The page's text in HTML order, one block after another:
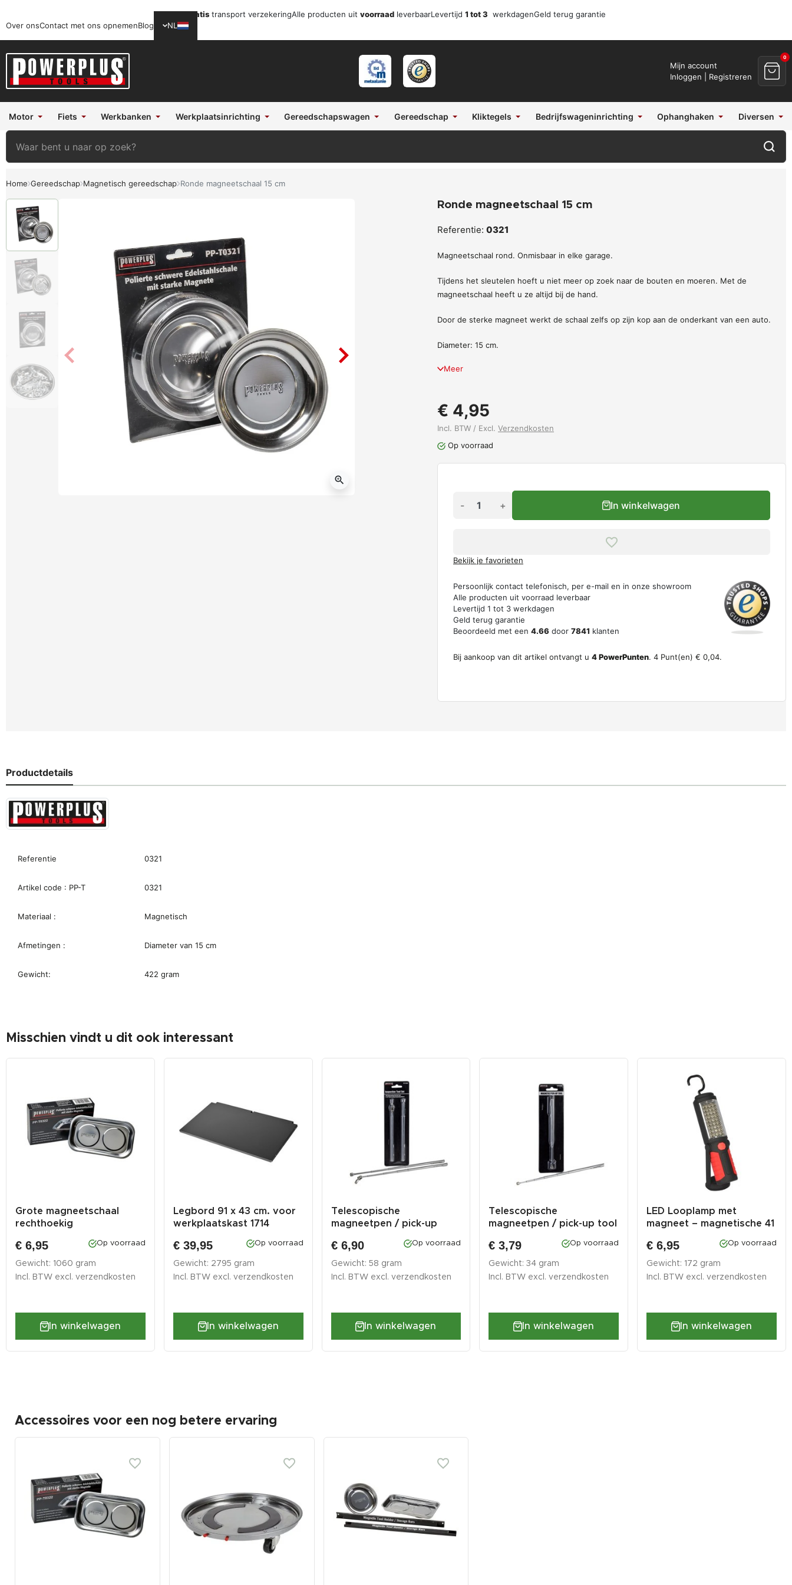
Gratis transport verzekeringAlle producten uit voorraad leverbaarLevertijd 1 tot 3 werkdagenGeld terug garantie
Over onsContact met ons opnemenBlog NL
Mijn account
Inloggen | Registreren
0
Motor Fiets Werkbanken Werkplaatsinrichting Gereedschapswagen Gereedschap Kliktegels Bedrijfswageninrichting Ophanghaken Diversen
Home Gereedschap Magnetisch gereedschap Ronde magneetschaal 15 cm
zoom_in
Ronde magneetschaal 15 cm
Referentie: 0321
Magneetschaal rond. Onmisbaar in elke garage.
Tijdens het sleutelen hoeft u niet meer op zoek naar de bouten en moeren. Met de
magneetschaal heeft u ze altijd bij de hand.
Door de sterke magneet werkt de schaal zelfs op zijn kop aan de onderkant van een auto.
Diameter: 15 cm.
Meer
€ 4,95
Incl. BTW / Excl. Verzendkosten
Op voorraad
- + In winkelwagen
Bekijk je favorieten
Persoonlijk contact telefonisch, per e-mail en in onze showroom
Alle producten uit voorraad leverbaar
Levertijd 1 tot 3 werkdagen
Geld terug garantie
Beoordeeld met een 4.66 door 7841 klanten
Bij aankoop van dit artikel ontvangt u 4PowerPunten. 4 Punt(en) € 0,04.
Productdetails
Referentie 0321
Artikel code : PP-T 0321
Materiaal : Magnetisch
Afmetingen : Diameter van 15 cm
Gewicht: 422 gram
Misschien vindt u dit ook interessant
Grote magneetschaal
rechthoekig
€ 6,95 Op voorraad
Gewicht: 1060 gram
Incl. BTW excl. verzendkosten
In winkelwagen
Legbord 91 x 43 cm. voor
werkplaatskast 1714
€ 39,95 Op voorraad
Gewicht: 2795 gram
Incl. BTW excl. verzendkosten
In winkelwagen
Telescopische
magneetpen / pick-up
€ 6,90 Op voorraad
Gewicht: 58 gram
Incl. BTW excl. verzendkosten
In winkelwagen
Telescopische
magneetpen / pick-up tool
€ 3,79 Op voorraad
Gewicht: 34 gram
Incl. BTW excl.verzendkosten
In winkelwagen
LED Looplamp met
magneet – magnetische 41
€ 6,95 Op voorraad
Gewicht: 172 gram
Incl. BTW excl.verzendkosten
In winkelwagen
Accessoires voor een nog betere ervaring